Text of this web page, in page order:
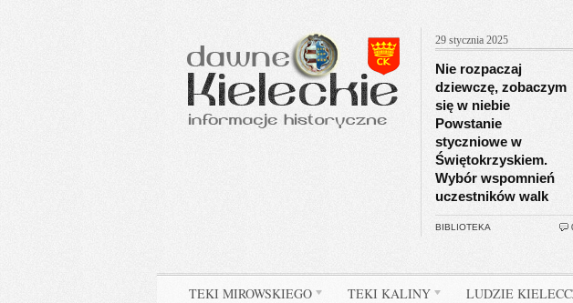
29 stycznia 2025
Nie rozpaczaj
dziewczę, zobaczym
się w niebie
Powstanie
styczniowe w
Świętokrzyskiem.
Wybór wspomnień
uczestników walk
BIBLIOTEKA
TEKI MIROWSKIEGO TEKI KALINY LUDZIE